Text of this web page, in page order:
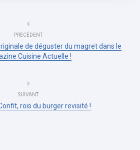
PRÉCÉDENT
de déguster du magret dans le
Cuisine Actuelle !
SUIVANT
rois du burger revisité !